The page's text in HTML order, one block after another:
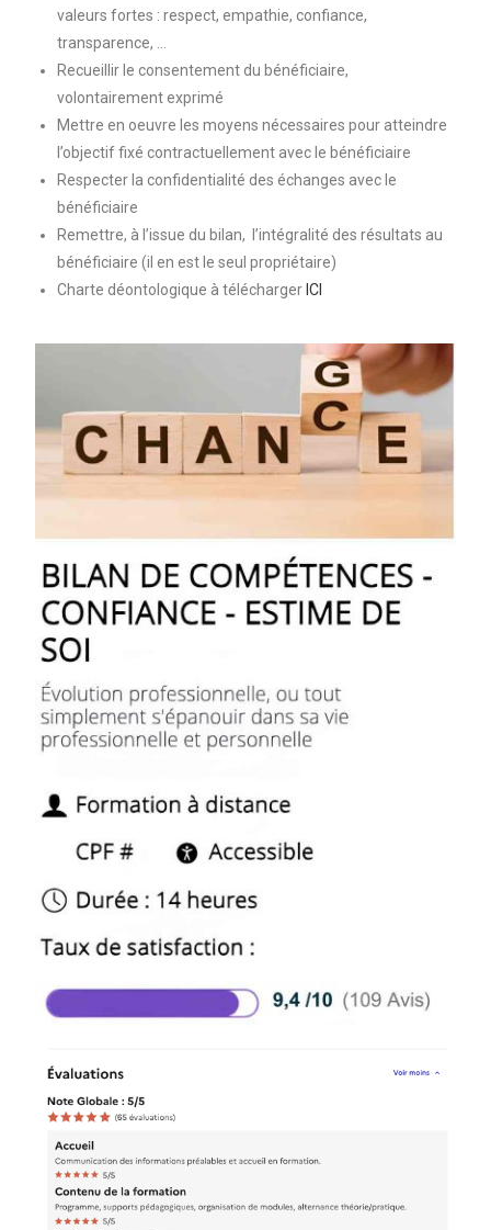
valeurs fortes : respect, empathie, confiance,
transparence, …
Recueillir le consentement du bénéficiaire,
volontairement exprimé
Mettre en oeuvre les moyens nécessaires pour atteindre
l’objectif fixé contractuellement avec le bénéficiaire
Respecter la confidentialité des échanges avec le
bénéficiaire
Remettre, à l’issue du bilan, l’intégralité des résultats au
bénéficiaire (il en est le seul propriétaire)
Charte déontologique à télécharger ICI